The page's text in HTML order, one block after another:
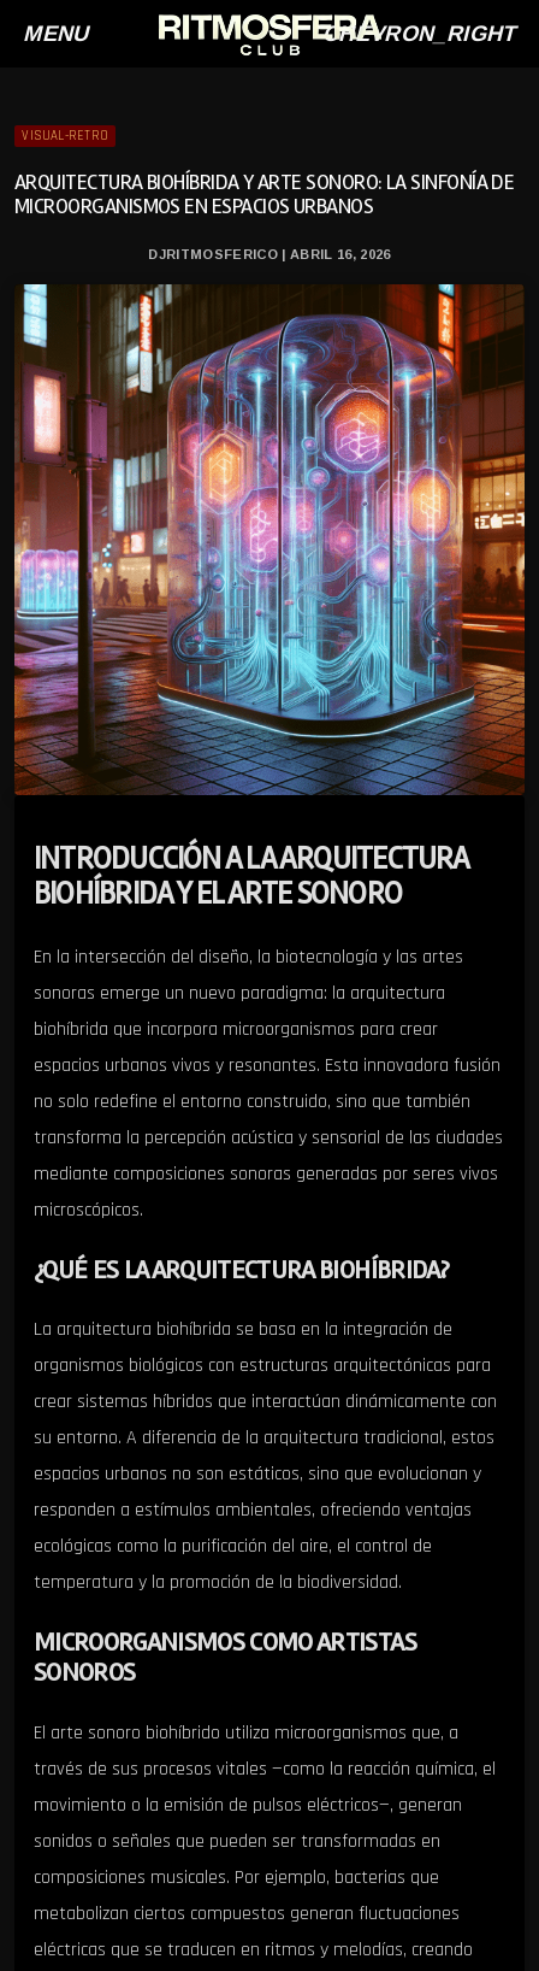
MENU CHEVRON_RIGHT
VISUAL-RETRO
ARQUITECTURA BIOHÍBRIDA Y ARTE SONORO: LA SINFONÍA DE
MICROORGANISMOS EN ESPACIOS URBANOS
DJRITMOSFERICO | ABRIL 16, 2026
INTRODUCCIÓN A LA ARQUITECTURA
BIOHÍBRIDA Y EL ARTE SONORO
En la intersección del diseño, la biotecnología y las artes
sonoras emerge un nuevo paradigma: la arquitectura
biohíbrida que incorpora microorganismos para crear
espacios urbanos vivos y resonantes. Esta innovadora fusión
no solo redefine el entorno construido, sino que también
transforma la percepción acústica y sensorial de las ciudades
mediante composiciones sonoras generadas por seres vivos
microscópicos.
¿QUÉ ES LA ARQUITECTURA BIOHÍBRIDA?
La arquitectura biohíbrida se basa en la integración de
organismos biológicos con estructuras arquitectónicas para
crear sistemas híbridos que interactúan dinámicamente con
su entorno. A diferencia de la arquitectura tradicional, estos
espacios urbanos no son estáticos, sino que evolucionan y
responden a estímulos ambientales, ofreciendo ventajas
ecológicas como la purificación del aire, el control de
temperatura y la promoción de la biodiversidad.
MICROORGANISMOS COMO ARTISTAS
SONOROS
El arte sonoro biohíbrido utiliza microorganismos que, a
través de sus procesos vitales —como la reacción química, el
movimiento o la emisión de pulsos eléctricos—, generan
sonidos o señales que pueden ser transformadas en
composiciones musicales. Por ejemplo, bacterias que
metabolizan ciertos compuestos generan fluctuaciones
eléctricas que se traducen en ritmos y melodías, creando